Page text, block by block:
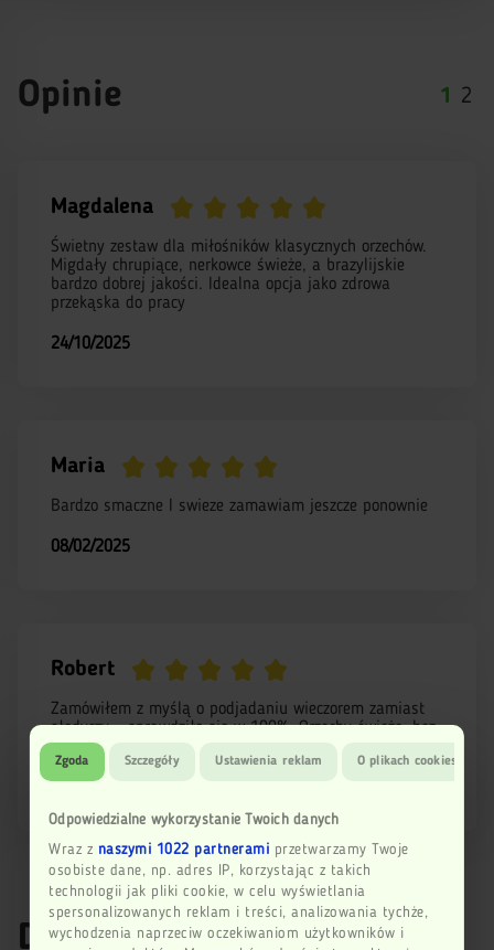
Zgoda Szczegóły Ustawienia reklam O plikach cookies
Odpowiedzialne wykorzystanie Twoich danych
Wraz z naszymi 1022 partneramiprzetwarzamy Twoje
osobiste dane, np. adres IP, korzystając z takich
technologii jak pliki cookie, w celu wyświetlania
spersonalizowanych reklam i treści, analizowania tychże,
wychodzenia naprzeciw oczekiwaniom użytkowników i
Opinie 1 2
Magdalena
Świetny zestaw dla miłośników klasycznych orzechów.
Migdały chrupiące, nerkowce świeże, a brazylijskie
bardzo dobrej jakości. Idealna opcja jako zdrowa
przekąska do pracy
24/10/2025
Maria
Bardzo smaczne I swieze zamawiam jeszcze ponownie
08/02/2025
Robert
Zamówiłem z myślą o podjadaniu wieczorem zamiast
słodyczy – sprawdziło się w 100%. Orzechy świeże, bez
zjełczałego smaku. Bardzo dobre proporcje w zestawie
Dodaj recenzję